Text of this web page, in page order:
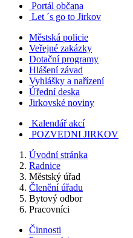
Portál občana
Let ´s go to Jirkov
Městská policie
Veřejné zakázky
Dotační programy
Hlášení závad
Vyhlášky a nařízení
Úřední deska
Jirkovské noviny
Kalendář akcí
POZVEDNI JIRKOV
Úvodní stránka
Radnice
Městský úřad
Členění úřadu
Bytový odbor
Pracovníci
Činnosti